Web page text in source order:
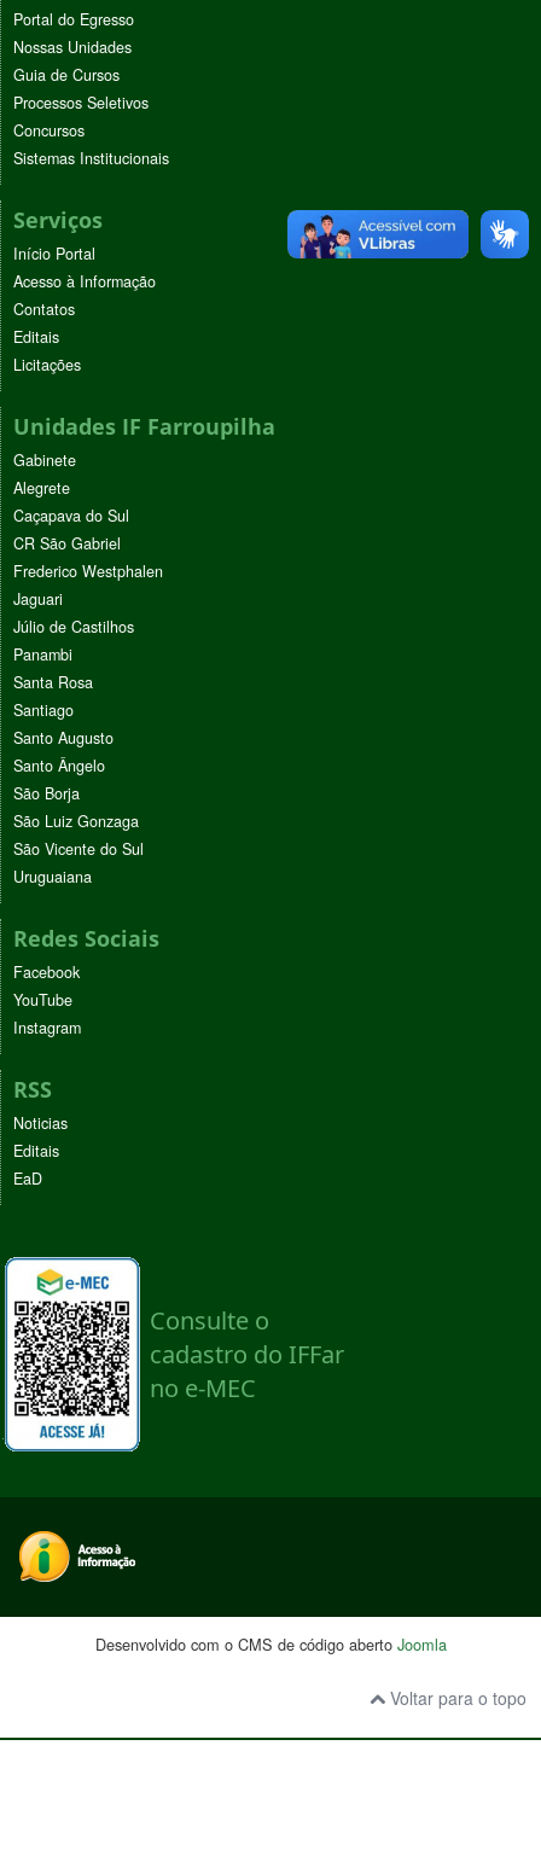
Portal do Egresso
Nossas Unidades
Guia de Cursos
Processos Seletivos
Concursos
Sistemas Institucionais
Serviços
Início Portal
Acesso à Informação
Contatos
Editais
Licitações
Unidades IF Farroupilha
Gabinete
Alegrete
Caçapava do Sul
CR São Gabriel
Frederico Westphalen
Jaguari
Júlio de Castilhos
Panambi
Santa Rosa
Santiago
Santo Augusto
Santo Ângelo
São Borja
São Luiz Gonzaga
São Vicente do Sul
Uruguaiana
Redes Sociais
Facebook
YouTube
Instagram
RSS
Noticias
Editais
EaD
Desenvolvido com o CMS de código aberto Joomla
Voltar para o topo